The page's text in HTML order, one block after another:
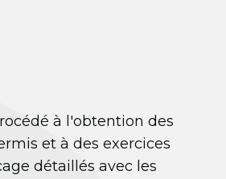
à l'obtention des
et à des exercices
détaillés avec les